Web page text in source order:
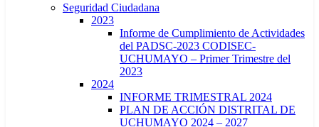
Seguridad Ciudadana
2023
Informe de Cumplimiento de Actividades
del PADSC-2023 CODISEC-
UCHUMAYO – Primer Trimestre del
2023
2024
INFORME TRIMESTRAL 2024
PLAN DE ACCIÓN DISTRITAL DE
UCHUMAYO 2024 – 2027